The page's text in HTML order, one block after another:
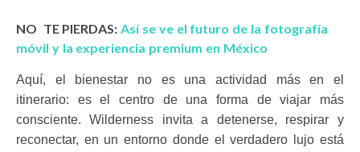
NO TE PIERDAS:Así se ve el futuro de la fotografía
móvil y la experiencia premium en México
Aquí, el bienestar no es una actividad más en el
itinerario: es el centro de una forma de viajar más
consciente. Wilderness invita a detenerse, respirar y
reconectar, en un entorno donde el verdadero lujo está